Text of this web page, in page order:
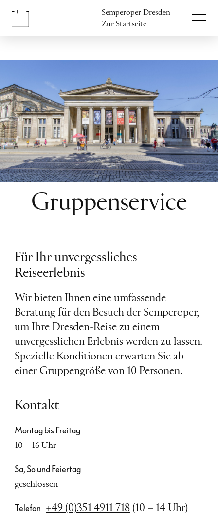
Semperoper Dresden –
Zur Startseite
Gruppenservice
Für Ihr unvergessliches
Reiseerlebnis
Wir bieten Ihnen eine umfassende
Beratung für den Besuch der Semperoper,
um Ihre Dresden-Reise zu einem
unvergesslichen Erlebnis werden zu lassen.
Spezielle Konditionen erwarten Sie ab
einer Gruppengröße von 10 Personen.
Kontakt
Montag bis Freitag
10 – 16 Uhr
Sa, So und Feiertag
geschlossen
Telefon +49 (0)351 4911 718 (10 – 14 Uhr)